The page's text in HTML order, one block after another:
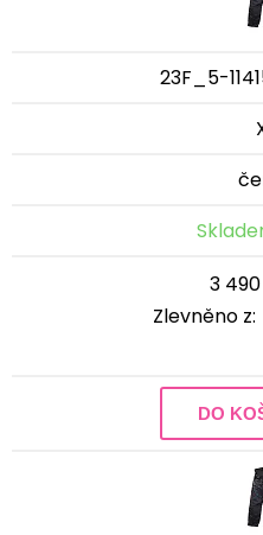
23F_5-
3
Zlevněno
DO